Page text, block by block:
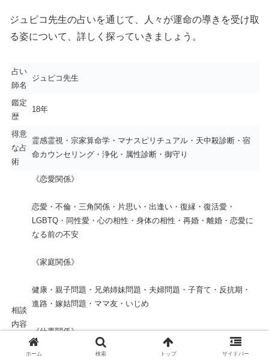
ジュピコ先生の占いを通じて、人々が運命の導きを受け取
る姿について、詳しく探っていきましょう。
占い
師名
ジュピコ先生
鑑定
歴
18年
得意
な占
術
霊感霊視・宗家算命学・マナスピリチュアル・天中殺診断・宿
命カウンセリング・浄化・属性診断・御守り
相談
内容
《恋愛関係》
恋愛・不倫・三角関係・片思い・出逢い・復縁・復活愛・
LGBTQ・同性愛・心の相性・身体の相性・再婚・離婚・恋愛に
なる前の不安
《家庭関係》
健康・親子問題・兄弟姉妹問題・夫婦問題・子育て・反抗期・
進路・嫁姑問題・ママ友・いじめ
《仕事関係》
転職・起業開業・適職・昇進・異動・セクハラ・パワハラ
ホーム 検索 トップ サイドバー